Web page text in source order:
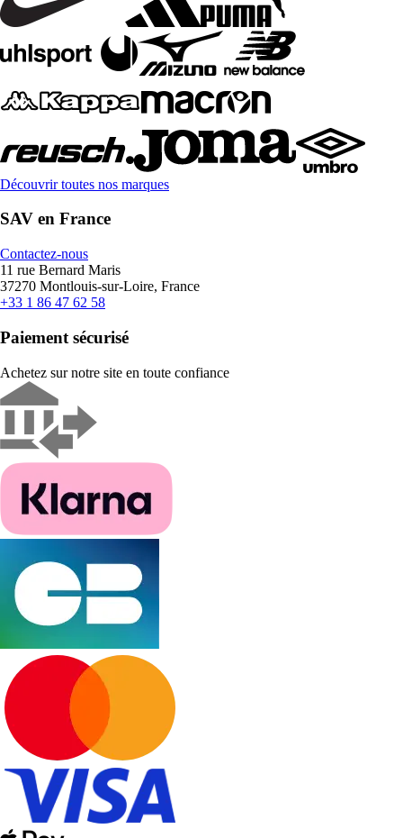
Découvrir toutes nos marques
SAV en France
Contactez-nous
11 rue Bernard Maris
37270 Montlouis-sur-Loire, France
+33 1 86 47 62 58
Paiement sécurisé
Achetez sur notre site en toute confiance